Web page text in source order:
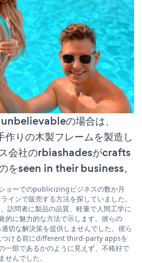
の場合は、
りの木製フレームを製造し
会社のrbiashadesがcrafts
をseen in their business。
ョーでのpublicizingビジネスの数か月
インで販売する方法を探していました。
問者に製品の品質、軽量で人間工学に
的に魅力的な方法で示します。彼らの
切な解決策を提供しませんでした。彼ら
つける前にdifferent third-party appsを
一部であるかのように見えず、不格好で
せんでした。